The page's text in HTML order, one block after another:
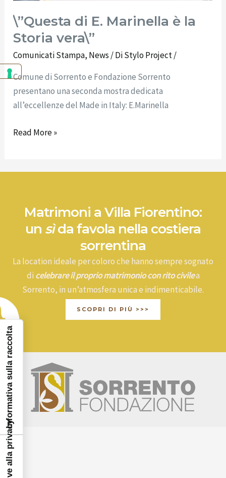
\”Questa di E. Marinella è la
Storia vera\”
Comunicati Stampa, News / DiStylo Project/
Comune di Sorrento e Fondazione Sorrento
presentano una seconda mostra dedicata
all’eccellenze del Made in Italy: E.Marinella
Read More »
Matrimoni a Villa Fiorentino:
un sìda favola nella costiera
sorrentina
La location ideale per coloro che hanno sempre sognato
di celebrare il proprio matrimonio con rito civilea
Sorrento, in un’atmosfera unica e indimenticabile.
SCOPRI DI PIÙ >>>
Informativa sulla raccolta